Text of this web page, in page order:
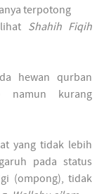
terpotong
Shahih Fiqih
hewan qurban
namun kurang
yang tidak lebih
pada status
(ompong), tidak